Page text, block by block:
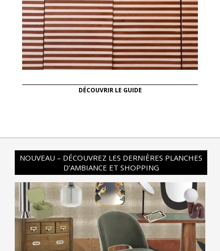
DÉCOUVRIR LE GUIDE
NOUVEAU – DÉCOUVREZ LES DERNIÈRES PLANCHES
D’AMBIANCE ET SHOPPING